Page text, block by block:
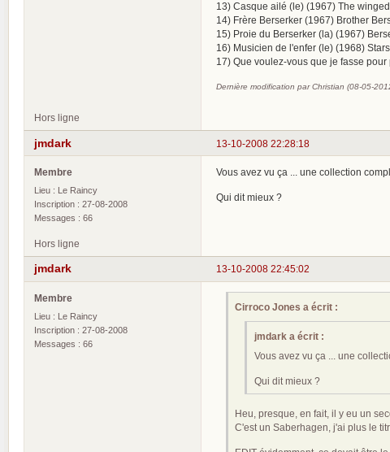
13) Casque ailé (le) (1967) The
14) Frère Berserker (1967) Brother
15) Proie du Berserker (la) (1967)
16) Musicien de l'enfer (le) (1968)
17) Que voulez-vous que je fasse
Dernière modification par Christian (08-05-
Hors ligne
13-10-2008 22:28:18
jmdark
Membre
Lieu : Le Raincy
Inscription : 27-08-2008
Messages : 66
Vous avez vu ça ... une collection
Qui dit mieux ?
Hors ligne
13-10-2008 22:45:02
jmdark
Membre
Lieu : Le Raincy
Inscription : 27-08-2008
Messages : 66
Cirroco Jones a écrit :
jmdark a écrit :
Vous avez vu ça ... une
Qui dit mieux ?
Heu, presque, en fait, il y eu un
C'est un Saberhagen, j'ai plus le